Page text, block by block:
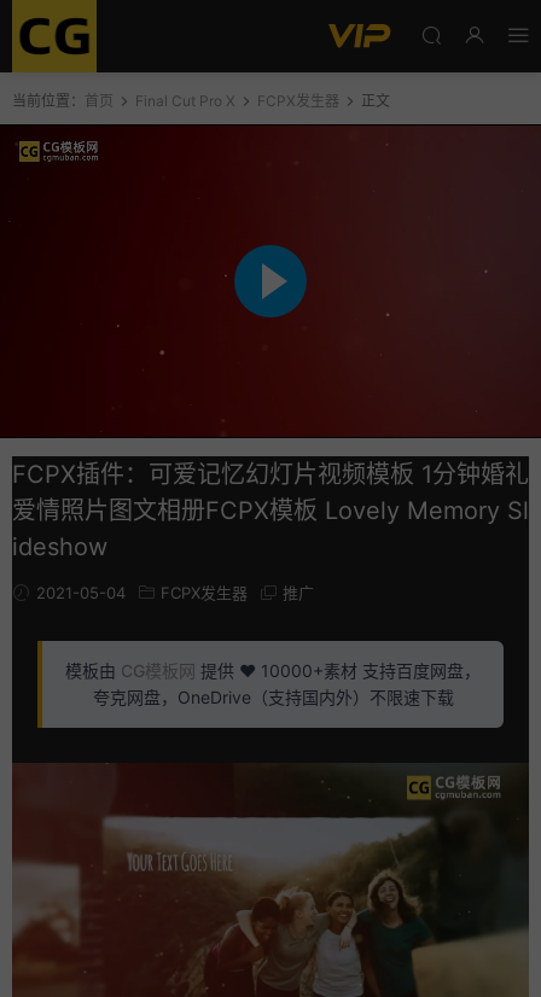
当前位置： 首页 Final Cut Pro X FCPX发生器 正文
FCPX插件：可爱记忆幻灯片视频模板 1分钟婚礼
爱情照片图文相册FCPX模板 Lovely Memory Sl
ideshow
2021-05-04 FCPX发生器 推广
模板由 CG模板网 提供 ❤️ 10000+素材 支持百度网盘，
夸克网盘，OneDrive（支持国内外）不限速下载